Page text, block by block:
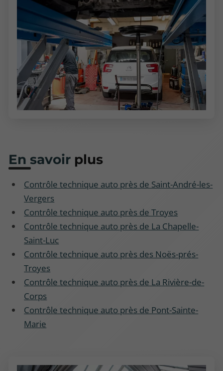
En savoir plus
Contrôle technique auto près de Saint-André-les-
Vergers
Contrôle technique auto près de Troyes
Contrôle technique auto près de La Chapelle-
Saint-Luc
Contrôle technique auto près des Noës-prés-
Troyes
Contrôle technique auto près de La Rivière-de-
Corps
Contrôle technique auto près de Pont-Sainte-
Marie